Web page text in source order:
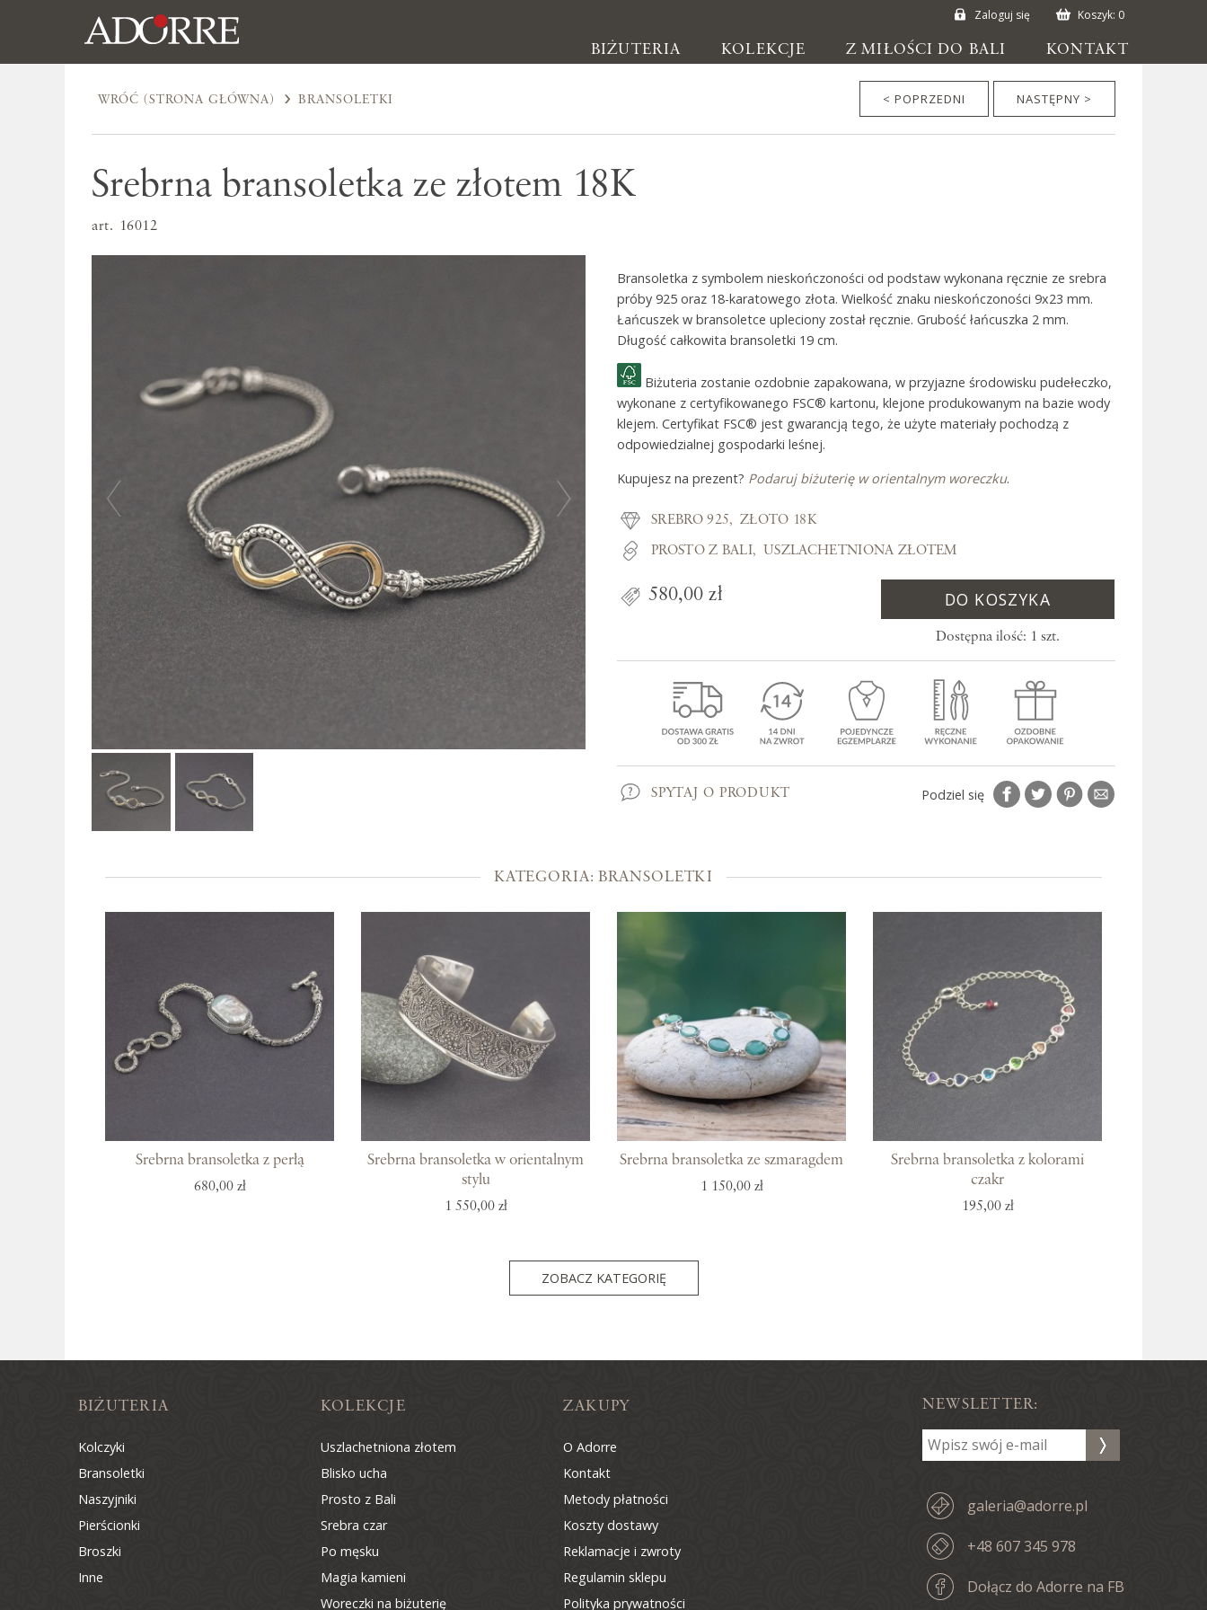
Zaloguj się Koszyk: 0
BIŻUTERIA KOLEKCJE Z MIŁOŚCI DO BALI KONTAKT
Biżuteria
Pierścionki
Broszki
Inne
Z miłości do Bali
O Adorre
Jak to się zaczęło?
Wyspa pełna inspiracji
Kolekcje
Prosto z Bali
Srebra czar
Magia kamieni
Po męsku
Woreczki na biżuterię
Bony podarunkowe
WRÓĆ (STRONA GŁÓWNA) BRANSOLETKI < POPRZEDNI NASTĘPNY >
Srebrna bransoletka ze złotem 18K
art. 16012
Bransoletka z symbolem nieskończoności od podstaw wykonana ręcznie ze srebra
próby 925 oraz 18-karatowego złota. Wielkość znaku nieskończoności 9x23 mm.
Łańcuszek w bransoletce upleciony został ręcznie. Grubość łańcuszka 2 mm.
Długość całkowita bransoletki 19 cm.
Biżuteria zostanie ozdobnie zapakowana, w przyjazne środowisku pudełeczko,
wykonane z certyfikowanego FSC® kartonu, klejone produkowanym na bazie wody
klejem. Certyfikat FSC® jest gwarancją tego, że użyte materiały pochodzą z
odpowiedzialnej gospodarki leśnej.
Kupujesz na prezent? Podaruj biżuterię w orientalnym woreczku.
SREBRO 925 ZŁOTO 18K
PROSTO Z BALI USZLACHETNIONA ZŁOTEM
580,00 zł DO KOSZYKA
Dostępna ilość: 1 szt.
SPYTAJ O PRODUKT Podziel się
KATEGORIA: BRANSOLETKI
Srebrna bransoletka z perłą
680,00 zł
Srebrna bransoletka w orientalnym
stylu
1 550,00 zł
Srebrna bransoletka ze szmaragdem
1 150,00 zł
Srebrna bransoletka z kolorami
czakr
195,00 zł
ZOBACZ KATEGORIĘ
NEWSLETTER:
galeria@adorre.pl
+48 607 345 978
Dołącz do Adorre na FB
BIŻUTERIA
Kolczyki
Bransoletki
Naszyjniki
Pierścionki
Broszki
Inne
KOLEKCJE
Uszlachetniona złotem
Blisko ucha
Prosto z Bali
Srebra czar
Po męsku
Magia kamieni
Woreczki na biżuterię
ZAKUPY
O Adorre
Kontakt
Metody płatności
Koszty dostawy
Reklamacje i zwroty
Regulamin sklepu
Polityka prywatności